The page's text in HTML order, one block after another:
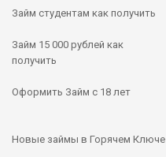
Займ студентам как получить
Займ 15 000 рублей как
получить
Оформить Займ с 18 лет
Новые займы в Горячем Ключе